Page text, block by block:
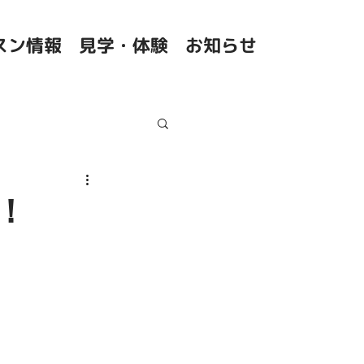
ン情報 見学・体験 お知らせ